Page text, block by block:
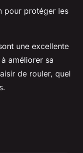
pour protéger les
une excellente
améliorer sa
de rouler, quel